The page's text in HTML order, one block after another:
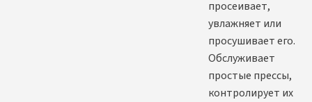
просеивает,
увлажняет или
просушивает его.
Обслуживает
простые прессы,
контролирует их